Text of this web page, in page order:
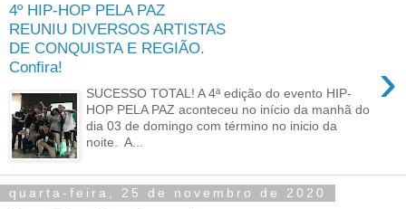
4º HIP-HOP PELA PAZ
REUNIU DIVERSOS ARTISTAS
DE CONQUISTA E REGIÃO.
Confira!
›
SUCESSO TOTAL! A 4ª edição do evento HIP-
HOP PELA PAZ aconteceu no início da manhã do
dia 03 de domingo com término no inicio da
noite. A...
quarta-feira, 25 de novembro de 2020